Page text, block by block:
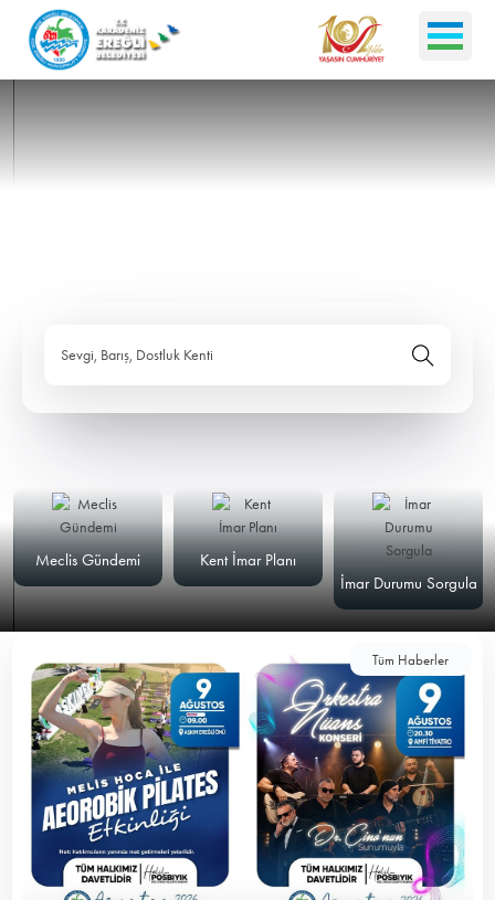
Sevgi, Barış, Dostluk Kenti
Meclis Gündemi
Kent İmar Planı
İmar Durumu Sorgula
Tüm Haberler